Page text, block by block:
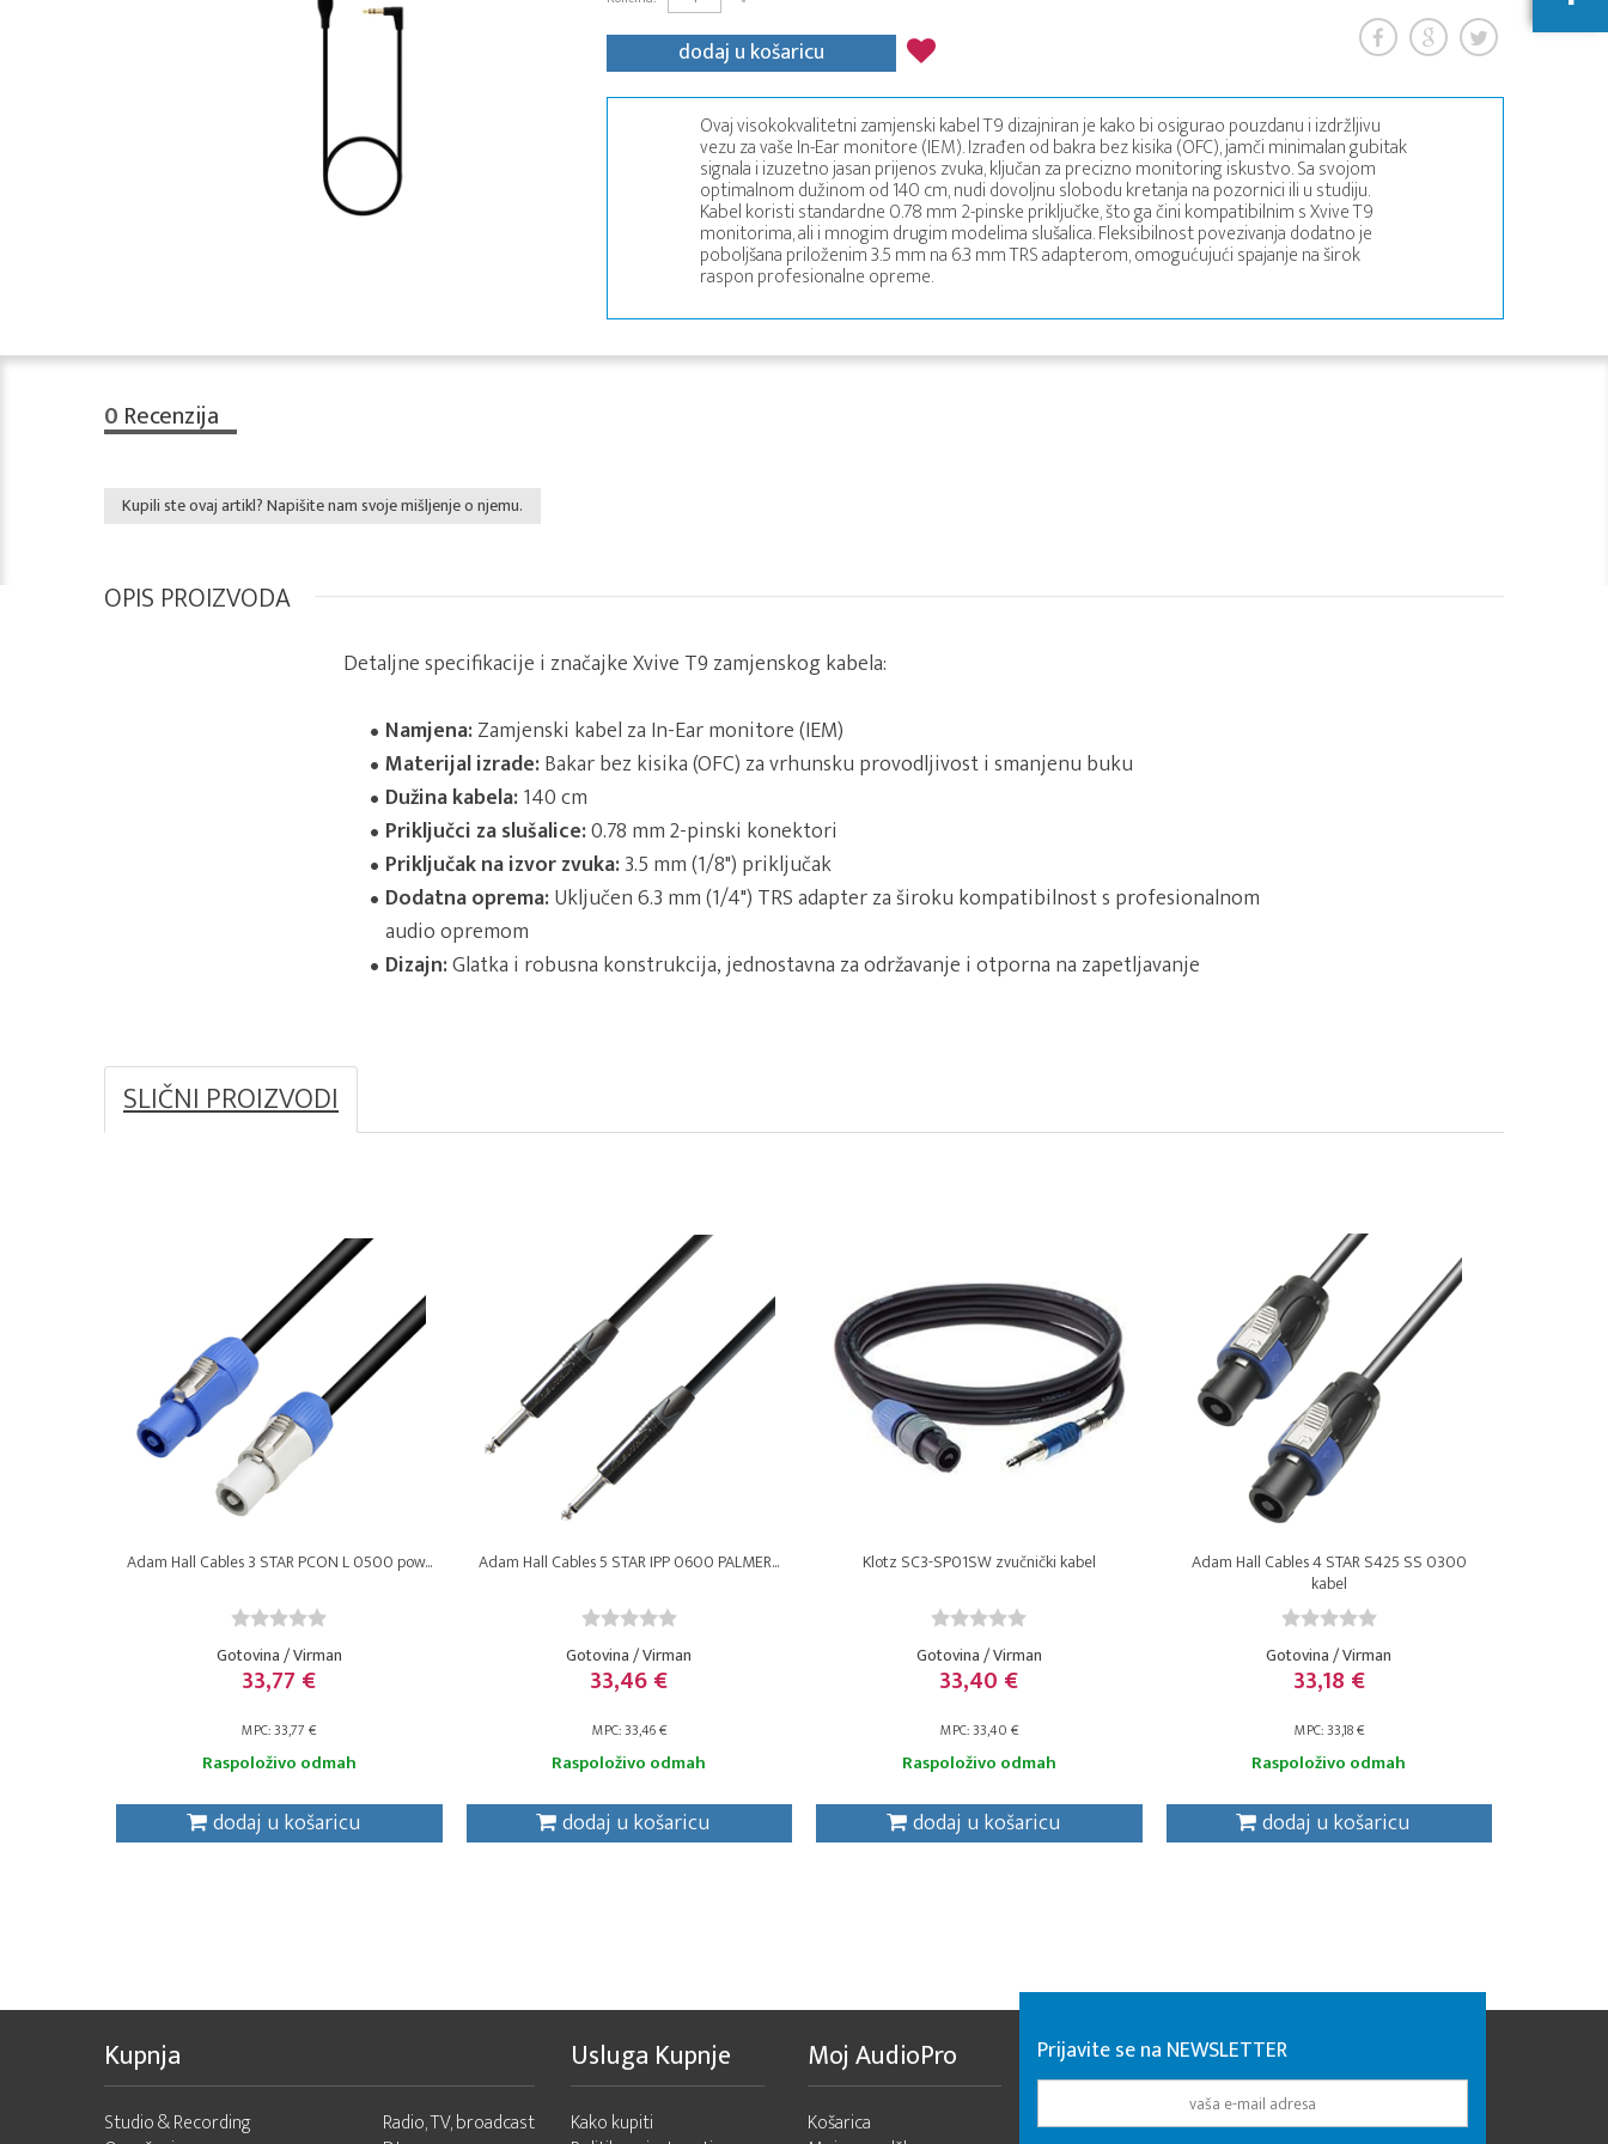
dodaj u košaricu
Ovaj visokokvalitetni zamjenski kabel T9 dizajniran je kako bi osigurao pouzdanu i izdržljivu
vezu za vaše In-Ear monitore (IEM). Izrađen od bakra bez kisika (OFC), jamči minimalan gubitak
signala i izuzetno jasan prijenos zvuka, ključan za precizno monitoring iskustvo. Sa svojom
optimalnom dužinom od 140 cm, nudi dovoljnu slobodu kretanja na pozornici ili u studiju.
Kabel koristi standardne 0.78 mm 2-pinske priključke, što ga čini kompatibilnim s Xvive T9
monitorima, ali i mnogim drugim modelima slušalica. Fleksibilnost povezivanja dodatno je
poboljšana priloženim 3.5 mm na 6.3 mm TRS adapterom, omogućujući spajanje na širok
raspon profesionalne opreme.
0 Recenzija
Kupili ste ovaj artikl? Napišite nam svoje mišljenje o njemu.
OPIS PROIZVODA
Detaljne specifikacije i značajke Xvive T9 zamjenskog kabela:
Namjena:Zamjenski kabel za In-Ear monitore (IEM)
Materijal izrade:Bakar bez kisika (OFC) za vrhunsku provodljivost i smanjenu buku
Dužina kabela:140 cm
Priključci za slušalice:0.78 mm 2-pinski konektori
Priključak na izvor zvuka:3.5 mm (1/8") priključak
Dodatna oprema:Uključen 6.3 mm (1/4") TRS adapter za široku kompatibilnost s profesionalnom
audio opremom
Dizajn:Glatka i robusna konstrukcija, jednostavna za održavanje i otporna na zapetljavanje
SLIČNI PROIZVODI
Adam Hall Cables 3 STAR PCON L 0500 pow...
Gotovina / Virman
33,77 €
MPC: 33,77 €
Raspoloživo odmah
dodaj u košaricu
Adam Hall Cables 5 STAR IPP 0600 PALMER...
Gotovina / Virman
33,46 €
MPC: 33,46 €
Raspoloživo odmah
dodaj u košaricu
Klotz SC3-SP01SW zvučnički kabel
Gotovina / Virman
33,40 €
MPC: 33,40 €
Raspoloživo odmah
dodaj u košaricu
Adam Hall Cables 4 STAR S425 SS 0300
kabel
Gotovina / Virman
33,18 €
MPC: 33,18 €
Raspoloživo odmah
dodaj u košaricu
Kupnja
Studio & Recording
Radio, TV, broadcast
Usluga Kupnje
Kako kupiti
Moj AudioPro
Košarica
Prijavite se na NEWSLETTER